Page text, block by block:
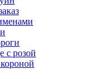
с розой